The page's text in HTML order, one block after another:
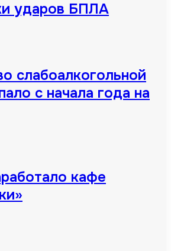
ударов БПЛА
слабоалкогольной
с начала года на
кафе